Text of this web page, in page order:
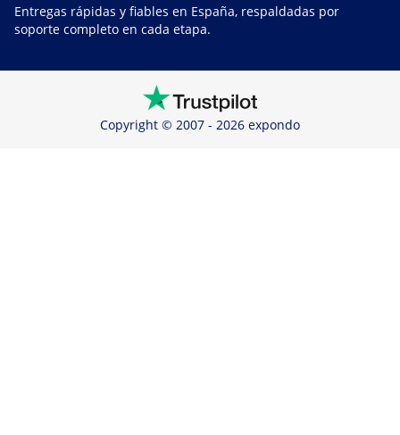
Entregas rápidas y fiables en España, respaldadas por
soporte completo en cada etapa.
Copyright © 2007 - 2026 expondo